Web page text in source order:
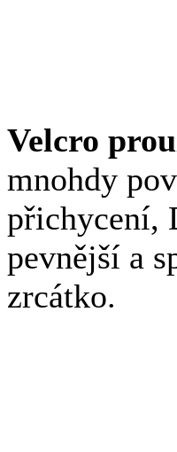
Velcro
mnohdy
přichycení,
pevnější a
zrcátko.